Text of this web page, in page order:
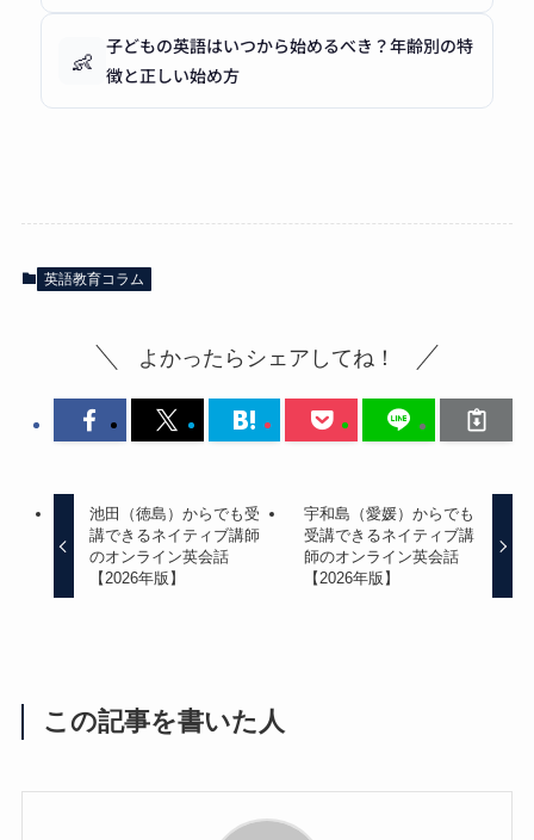
👶 子どもの英語はいつから始めるべき？年齢別の特
徴と正しい始め方
英語教育コラム
よかったらシェアしてね！
池田（徳島）からでも受
講できるネイティブ講師
のオンライン英会話
【2026年版】
宇和島（愛媛）からでも
受講できるネイティブ講
師のオンライン英会話
【2026年版】
この記事を書いた人